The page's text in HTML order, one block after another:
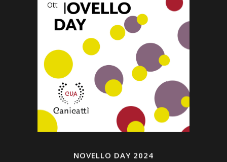
Ott
NOVELLO DAY 2024